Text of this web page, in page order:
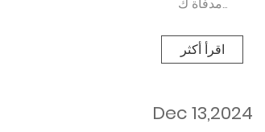
اقرأ أكثر
Dec 13,2024